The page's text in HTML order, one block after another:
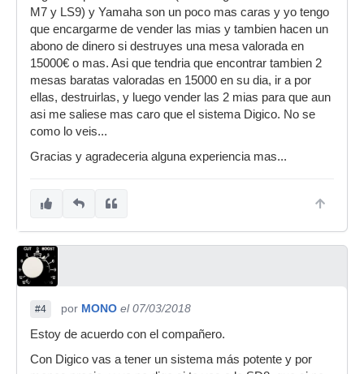
M7 y LS9) y Yamaha son un poco mas caras y yo tengo
que encargarme de vender las mias y tambien hacen un
abono de dinero si destruyes una mesa valorada en
15000€ o mas. Asi que tendria que encontrar tambien 2
mesas baratas valoradas en 15000 en su dia, ir a por
ellas, destruirlas, y luego vender las 2 mias para que aun
asi me saliese mas caro que el sistema Digico. No se
como lo veis...
Gracias y agradeceria alguna experiencia mas...
#4 por MONO el 07/03/2018
Estoy de acuerdo con el compañero.
Con Digico vas a tener un sistema más potente y por